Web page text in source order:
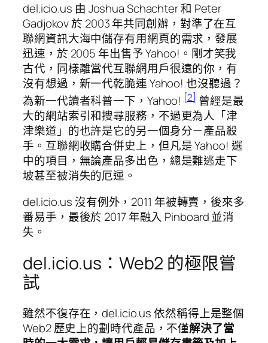
del.icio.us 由 Joshua Schachter 和 Peter
Gadjokov 於 2003 年共同創辦，對準了在互
聯網資訊大海中儲存有用網頁的需求，發展
迅速，於 2005 年出售予 Yahoo!。剛才笑我
古代，同樣離當代互聯網用戶很遠的你，有
沒有想過，新一代乾脆連 Yahoo! 也沒聽過？
為新一代讀者科普一下，Yahoo![2] 曾經是最
大的網站索引和搜尋服務，不過更為人「津
津樂道」的也許是它的另一個身分－產品殺
手。互聯網收購合併史上，但凡是 Yahoo! 選
中的項目，無論產品多出色，總是難逃走下
坡甚至被消失的厄運。
del.icio.us 沒有例外，2011 年被轉賣，後來多
番易手，最後於 2017 年融入 Pinboard 並消
失。
del.icio.us：Web2 的極限嘗
試
雖然不復存在，del.icio.us 依然稱得上是整個
Web2 歷史上的劃時代產品，不僅解決了當